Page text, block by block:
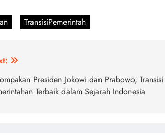
TransisiPemerintah
Presiden Jokowi dan Prabowo, Transisi
Terbaik dalam Sejarah Indonesia